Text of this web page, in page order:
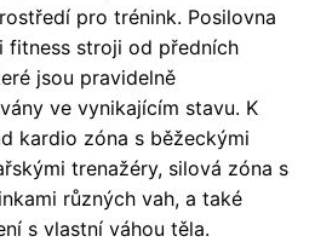
pro trénink. Posilovna
fitness stroji od předních
jsou pravidelně
ve vynikajícím stavu. K
kardio zóna s běžeckými
trenažéry, silová zóna s
různých vah, a také
s vlastní váhou těla.